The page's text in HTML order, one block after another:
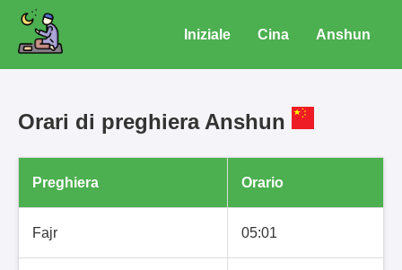
Iniziale Cina Anshun
Orari di preghiera Anshun
Preghiera Orario
Fajr 05:01